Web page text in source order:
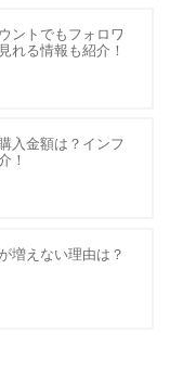
ントでもフォロワ
れる情報も紹介！
入金額は？インフ
！
増えない理由は？